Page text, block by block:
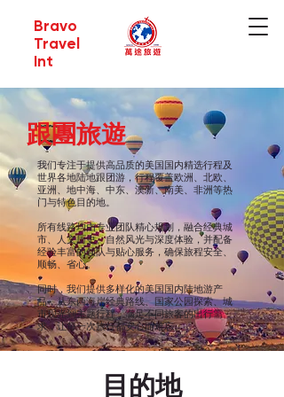
Bravo
Travel
Int
跟團旅遊
我们专注于提供高品质的美国国内精选行程及
世界各地陆地跟团游，行程覆盖欧洲、北欧、
亚洲、地中海、中东、澳新、南美、非洲等热
门与特色目的地。
所有线路均由专业团队精心规划，融合经典城
市、人文历史、自然风光与深度体验，并配备
经验丰富的领队与贴心服务，确保旅程安全、
顺畅、省心。
同时，我们提供多样化的美国国内陆地游产
品，从东西海岸经典路线、国家公园探索、城
市观光到主题行程，满足不同旅客的出行需
求，让每一次旅行都安心而难忘。
目的地